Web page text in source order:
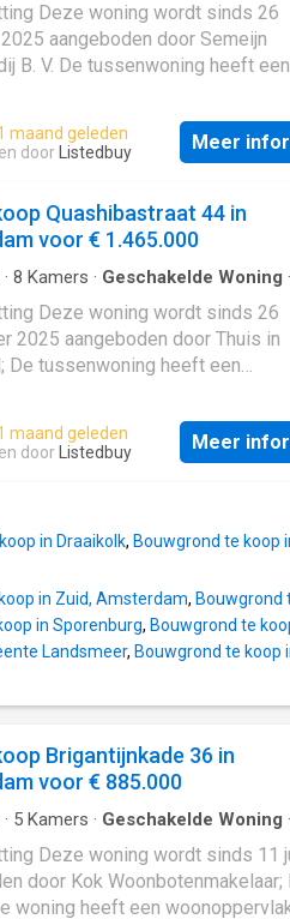
Deze woning wordt sinds 26
aangeboden door Semeijn
B. V. De tussenwoning heeft een
3 slaapkamers; De
1990 en ligt in de buurt
maand geleden
door
Listedbuy Meer
Quashibastraat 44 in
voor € 1.465.000
· 8 Kamers · Geschakelde Woning ·
Deze woning wordt sinds 26
2025 aangeboden door Thuis in
De tussenwoning heeft een
3 slaapkamers; De
2021 en ligt in de buurtIJburg-
Beschrijving
maand geleden
door
Listedbuy Meer
in Draaikolk, Bouwgrond te koop
in Zuid, Amsterdam, Bouwgrond
in Sporenburg, Bouwgrond te
Landsmeer, Bouwgrond te koop
Brigantijnkade 36 in
voor € 885.000
· 5 Kamers · Geschakelde Woning ·
Deze woning wordt sinds 11
door Kok Woonbotenmakelaar;
woning heeft een